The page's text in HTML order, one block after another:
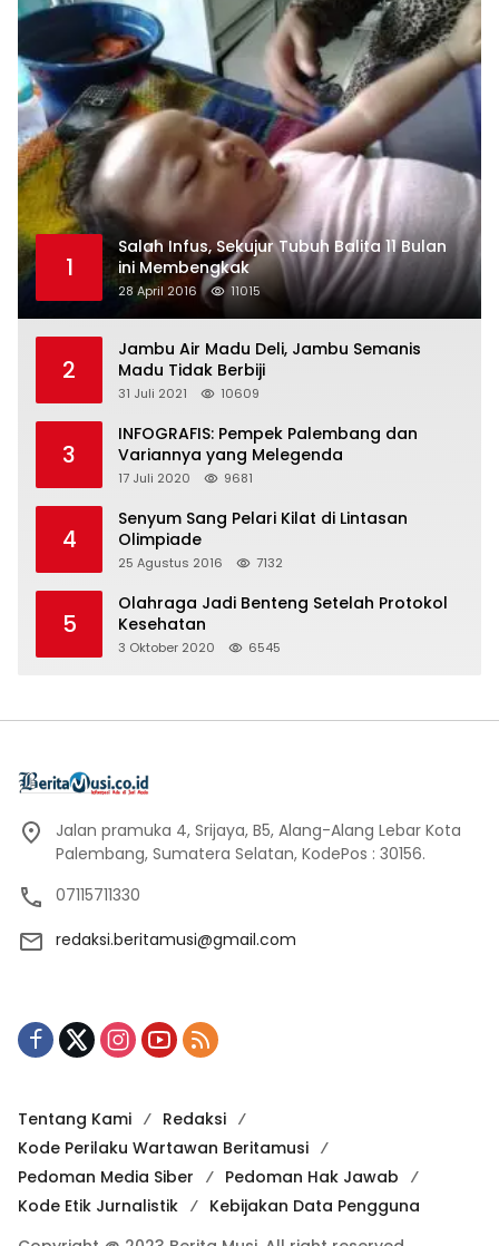
1
Salah Infus, Sekujur Tubuh Balita 11 Bulan
ini Membengkak
28 April 2016 11015
2
Jambu Air Madu Deli, Jambu Semanis
Madu Tidak Berbiji
31 Juli 2021 10609
3
INFOGRAFIS: Pempek Palembang dan
Variannya yang Melegenda
17 Juli 2020 9681
4
Senyum Sang Pelari Kilat di Lintasan
Olimpiade
25 Agustus 2016 7132
5
Olahraga Jadi Benteng Setelah Protokol
Kesehatan
3 Oktober 2020 6545
Jalan pramuka 4, Srijaya, B5, Alang-Alang Lebar Kota
Palembang, Sumatera Selatan, KodePos : 30156.
07115711330
redaksi.beritamusi@gmail.com
Tentang Kami
Redaksi
Kode Perilaku Wartawan Beritamusi
Pedoman Media Siber
Pedoman Hak Jawab
Kode Etik Jurnalistik
Kebijakan Data Pengguna